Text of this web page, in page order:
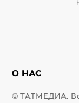
О НАС
© ТАТМЕДИА.